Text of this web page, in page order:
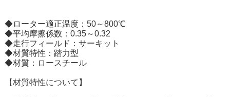
◆ローター適正温度：50～800℃
◆平均摩擦係数：0.35～0.32
◆走行フィールド：サーキット
◆材質特性：踏力型
◆材質：ロースチール
【材質特性について】